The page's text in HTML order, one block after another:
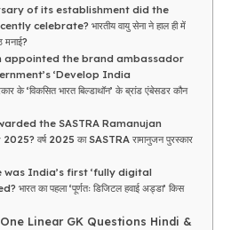
of its establishment did the
celebrate? भारतीय वायु सेना ने हाल ही में
मनाई?
appointed the brand ambassador
‘Develop India
‘विकसित भारत बिल्डाथॉन’ के ब्रांड एंबेसडर कौन
the SASTRA Ramanujan
वर्ष 2025 का SASTRA रामानुजन पुरस्कार
was India’s first ‘fully digital
का पहला ‘पूर्णतः डिजिटल हवाई अड्डा’ किस
Linear GK Questions Hindi &